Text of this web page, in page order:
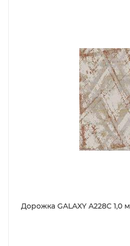
Дорожка GALAXY A228C 1,0 м